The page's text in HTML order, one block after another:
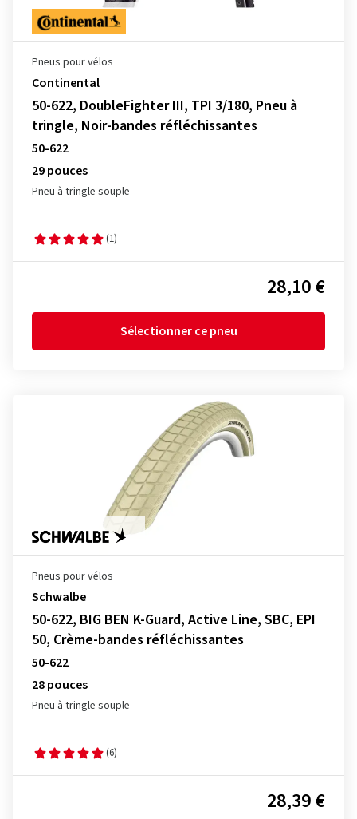
Pneus pour vélos
Continental
50-622, DoubleFighter III, TPI 3/180, Pneu à
tringle, Noir-bandes réfléchissantes
50-622
29 pouces
Pneu à tringle souple
(1)
28,10 €
Sélectionner ce pneu
Pneus pour vélos
Schwalbe
50-622, BIG BEN K-Guard, Active Line, SBC, EPI
50, Crème-bandes réfléchissantes
50-622
28 pouces
Pneu à tringle souple
(6)
28,39 €